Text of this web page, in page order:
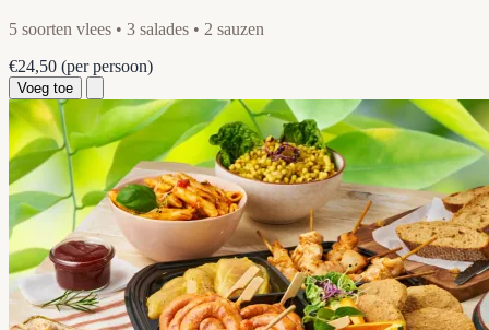
5 soorten vlees • 3 salades • 2 sauzen
€24,50 (per persoon)
Voeg toe